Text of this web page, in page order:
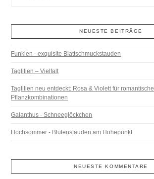
NEUESTE BEITRÄGE
Funkien - exquisite Blattschmuckstauden
Taglilien – Vielfalt
Taglilien neu entdeckt: Rosa & Violett für romantische
Pflanzkombinationen
Galanthus - Schneeglöckchen
Hochsommer - Blütenstauden am Höhepunkt
NEUESTE KOMMENTARE